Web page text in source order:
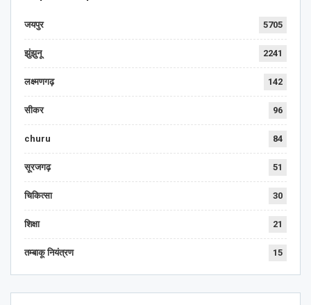
जयपुर 5705
झुंझुनू 2241
लक्ष्मणगढ़ 142
सीकर 96
churu 84
सूरजगढ़ 51
चिकित्सा 30
शिक्षा 21
तम्बाकू नियंत्रण 15